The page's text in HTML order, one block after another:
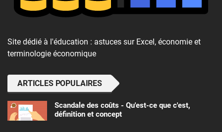
Site dédié à l'éducation : astuces sur Excel, économie et
terminologie économique
ARTICLES POPULAIRES
Scandale des coûts - Qu'est-ce que c'est,
définition et concept